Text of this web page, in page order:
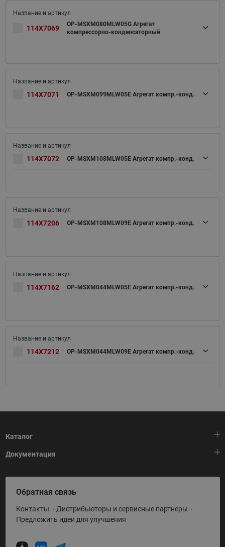
114X7069
OP-MSXM080MLW05G Агрегат
компрессорно-конденсаторный
114X7071 OP-MSXM099MLW05E Агрегат компр.-конд.
114X7072 OP-MSXM108MLW05E Агрегат компр.-конд.
114X7206 OP-MSXM108MLW09E Агрегат компр.-конд.
114X7162 OP-MSXM044MLW05E Агрегат компр.-конд.
114X7212 OP-MSXM044MLW09E Агрегат компр.-конд.
Каталог
Тепловая автоматика
Холодильная техника
Приводная техника
Промышленная автоматика
Документация
HeatPlatform (Тепловая платформа)
Полезные программы и инструменты
Условия поставки
Обратная связь
Контакты
Дистрибьюторы и сервисные партнеры
Предложить идеи для улучшения